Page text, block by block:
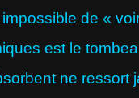
de «
est le
ne ressort